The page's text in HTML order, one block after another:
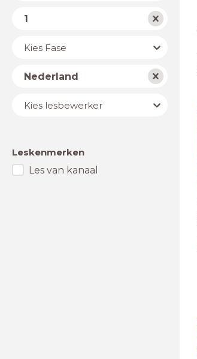
Niveau
1
JaarKies Fase
LandNederland
Lesbewerker
Kies lesbewerker
Leskenmerken
Les van kanaal